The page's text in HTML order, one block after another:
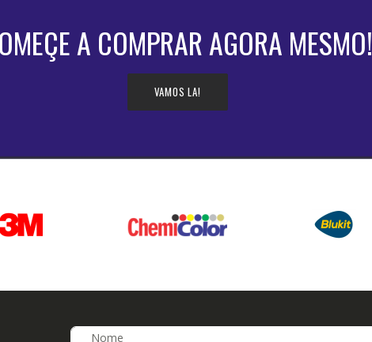
A COMPRAR AGORA MESMO!
VAMOS LA!